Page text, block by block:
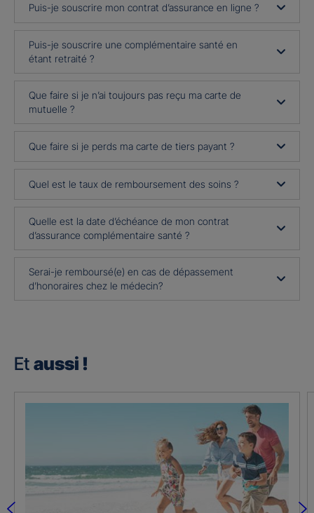
Puis-je souscrire mon contrat d’assurance en ligne ?
Puis-je souscrire une complémentaire santé en
étant retraité ?
Que faire si je n’ai toujours pas reçu ma carte de
mutuelle ?
Que faire si je perds ma carte de tiers payant ?
Quel est le taux de remboursement des soins ?
Quelle est la date d’échéance de mon contrat
d’assurance complémentaire santé ?
Serai-je remboursé(e) en cas de dépassement
d’honoraires chez le médecin?
Et aussi !